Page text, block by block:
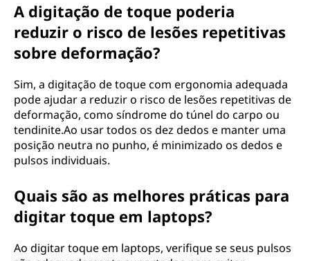
A digitação de toque poderia
reduzir o risco de lesões repetitivas
sobre deformação?
Sim, a digitação de toque com ergonomia adequada
pode ajudar a reduzir o risco de lesões repetitivas de
deformação, como síndrome do túnel do carpo ou
tendinite.Ao usar todos os dez dedos e manter uma
posição neutra no punho, é minimizado os dedos e
pulsos individuais.
Quais são as melhores práticas para
digitar toque em laptops?
Ao digitar toque em laptops, verifique se seus pulsos